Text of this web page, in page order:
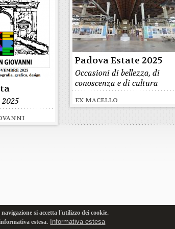
Padova Estate 2025
Occasioni di bellezza, di
conoscenza e di cultura
EX MACELLO
si accetta l'utilizzo dei cookie.
estesa. Informativa estesa